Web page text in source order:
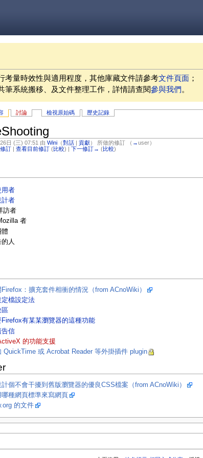
考量時效性與適用程度，其他庫藏文件請參考文件頁面 ；
筆系統搬移、及文件整理工作，詳情請查閱參與我們。
討論 檢視原始碼 歷史記錄
日 (三) 07:51 由Wini （對話 |貢獻） 所做的修訂 （ →user）
訂 |查看目前修訂 (比較) |下一修訂→ (比較)
用者
計者
訪者
者
體
人
：擴充套件相衝的情況（from ACnoWiki）
定檔設定法
區
Firefox有某某瀏覽器的這種功能
告信
的功能支援
QuickTime 或 Acrobat Reader 等外掛插件 plugin
個不會干擾到舊版瀏覽器的優良CSS檔案（from ACnoWiki）
哪種網頁標準來寫網頁
的文件